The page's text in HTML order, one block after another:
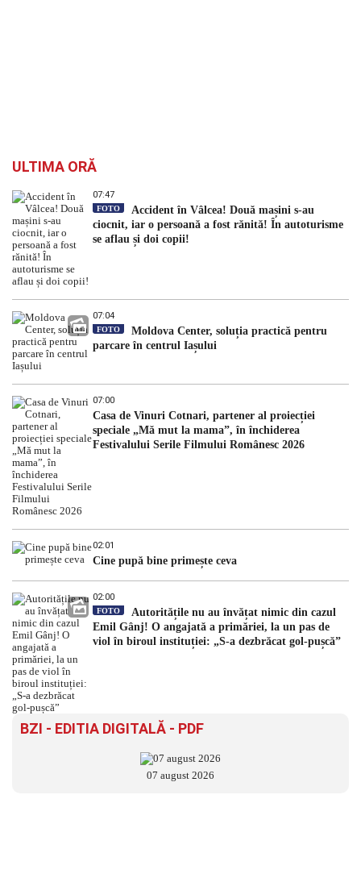
ULTIMA ORĂ
07:47
FOTO
Accident în Vâlcea! Două mașini s-au
ciocnit, iar o persoană a fost rănită! În autoturisme
se aflau și doi copii!
07:04
FOTO
Moldova Center, soluția practică pentru
parcare în centrul Iașului
07:00
Casa de Vinuri Cotnari, partener al proiecției
speciale „Mă mut la mama”, în închiderea
Festivalului Serile Filmului Românesc 2026
02:01
Cine pupă bine primește ceva
02:00
FOTO
Autoritățile nu au învățat nimic din cazul
Emil Gânj! O angajată a primăriei, la un pas de
viol în biroul instituției: „S-a dezbrăcat gol-pușcă”
BZI - EDITIA DIGITALĂ - PDF
07 august 2026